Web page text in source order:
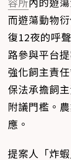
而遊蕩動物
復12夜的呼
路參與平台
強化飼主責
保法承擔飼
附議門檻。
應。
提案人「炸